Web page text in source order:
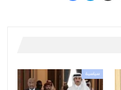
سياسية